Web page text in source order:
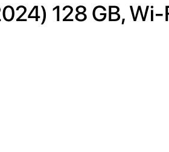
128 GB, Wi-